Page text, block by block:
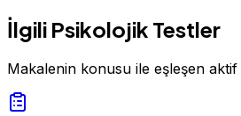
İlgili Psikolojik Testler
Makalenin konusu ile eşleşen